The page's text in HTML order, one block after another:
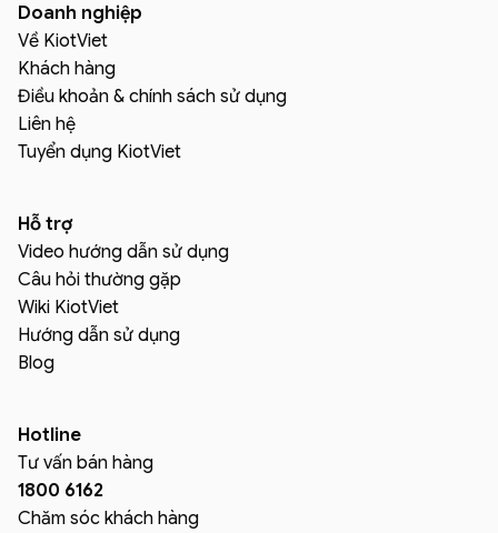
Doanh nghiệp
Về KiotViet
Khách hàng
Điều khoản & chính sách sử dụng
Liên hệ
Tuyển dụng KiotViet
Hỗ trợ
Video hướng dẫn sử dụng
Câu hỏi thường gặp
Wiki KiotViet
Hướng dẫn sử dụng
Blog
Hotline
Tư vấn bán hàng
1800 6162
Chăm sóc khách hàng